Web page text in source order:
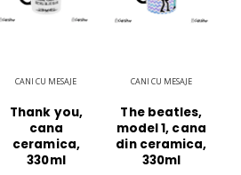
CANI CU MESAJE
Thank you,
cana
ceramica,
330ml
CANI CU MESAJE
The beatles,
model 1, cana
din ceramica,
330ml